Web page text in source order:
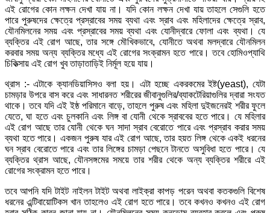
এই রোগের কোন লক্ষন দেখা যায় না। যদি কোন লক্ষন দেখা যায় তাহলে সেগুলি হতে
পারে পুরুষদের ক্ষেত্রে প্রস্রাবের সময় ব্যথা এবং স্রাব এবং মহিলাদের ক্ষেত্রে স্রাব,
যৌনমিলনের সময় এবং প্রস্রাবের সময় ব্যথা এবং যোনীদ্বারে ফোলা এবং ব্যথা। যে
ব্যক্তির এই রোগ আছে, তার সঙ্গে মৌখিকভাবে, যোনীতে অথবা মলদ্বারে যৌনমিলন
করবার সময় অন্য ব্যক্তির মধ্যে এই রোগের সংক্রামন হতে পারে। তবে হোমিওপ্যাথি
চিকিত্সায় এই রোগ খুব তাড়াতাড়িই নির্মূল হয়ে যায়।
থ্রাস :- এটাকে ক্যানডিয়াসিসও বলা হয়। এটা হচ্ছে একরকমের ইষ্ট(yeast), যেটা
চামড়ার উপরে বাস করে এবং সাধারনত শরীরের জীবানুগুলির/ব্যাকটেরিয়াগুলির দ্বারা সংযত
থাকে। তবে যদি এই ইষ্ঠ পরিমানে বাড়ে, তাহলে পুরুষ এবং মহিলা দুইজনেরই শরীর ফুলে
যেতে, ঘা হতে এবং চুলকানি এবং লিঙ্গ বা যোনী থেকে স্রাববের হতে পারে। যে মহিলার
এই রোগ আছে তার যোনী থেকে ঘন সাদা স্রাব বেরোতে পারে এবং প্রস্রাব করার সময়
ব্যথা হতে পারে। একজন পুরুষ যার এই রোগ আছে, তার হয়ত লিঙ্গ থেকে একই ধরনের
ঘন স্রাব বেরোতে পারে এবং তার লিঙ্গের চামড়া পেছনে টানতে অসুবিধা হতে পারে। যে
ব্যক্তির থ্রাস আছে, যৌনসঙ্গমের সময়ে তার শরীর থেকে অন্য ব্যক্তির শরীরে এই
রোগের সংক্রামন হতে পারে।
তবে আপনি যদি টাইট নাইলন টাইট অথবা লাইক্রা কাপড় পরেন অথবা কতকগুলি বিশেষ
ধরনের এ়ন্টিবায়োটিকস খান তাহলেও এই রোগ হতে পারে। তবে কখনও কখনও এই রোগ